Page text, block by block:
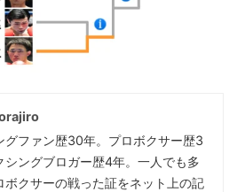
グファン歴30年。プロボクサー歴3
シングブロガー歴4年。一人でも多
ボクサーの戦った証をネット上の記